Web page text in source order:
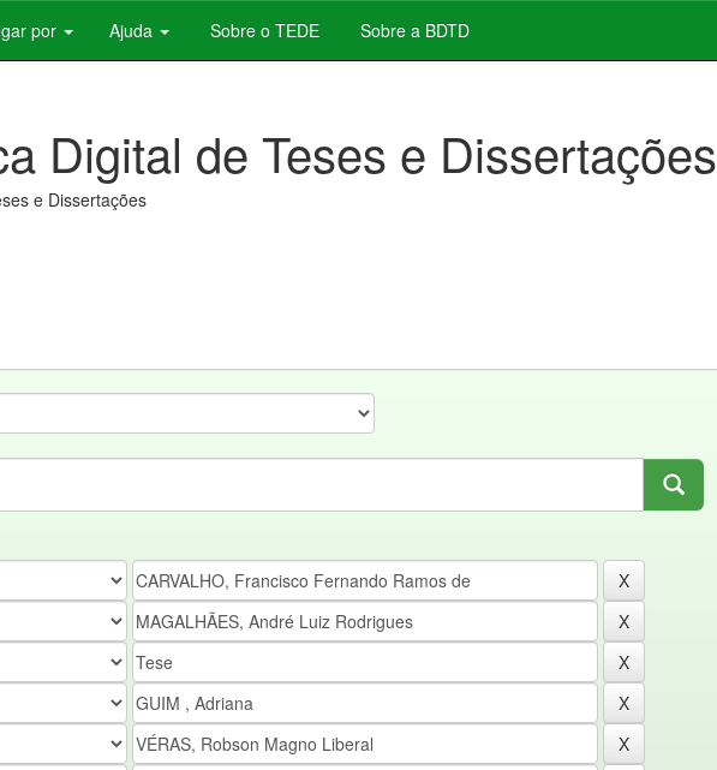
por Ajuda Sobre o TEDE Sobre a BDTD
Digital de Teses e Dissertações
e Dissertações